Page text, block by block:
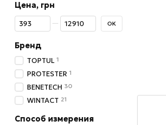
Цена, грн
От Цена, грн
До Цена, грн OK
Бренд
TOPTUL 1
PROTESTER 1
BENETECH 30
WINTACT 21
Способ измерения